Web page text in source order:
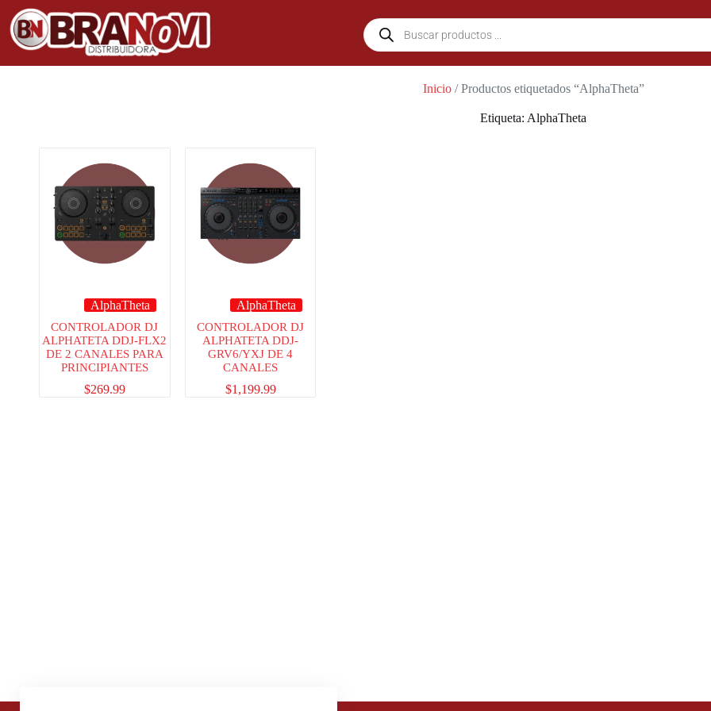
Inicio/ Productos etiquetados “AlphaTheta”
Etiqueta: AlphaTheta
AlphaTheta
CONTROLADOR DJ
ALPHATETA DDJ-FLX2
DE 2 CANALES PARA
PRINCIPIANTES
$269.99
AlphaTheta
CONTROLADOR DJ
ALPHATETA DDJ-
GRV6/YXJ DE 4
CANALES
$1,199.99